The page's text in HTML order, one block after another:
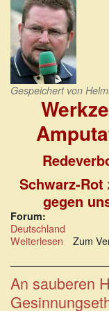
Gespeichert von
Schwarz-
gegen
Forum:
Deutschland
Weiterlesen über
zur
geistigen
eines
Zum
An sauberen